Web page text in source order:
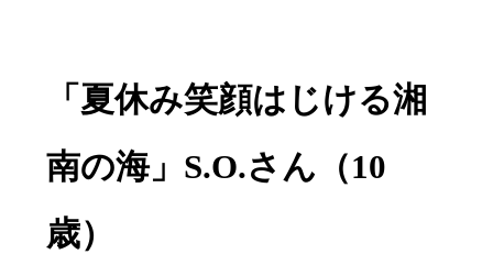
「夏休み笑顔はじける湘
南の海」S.O.さん（10
歳）